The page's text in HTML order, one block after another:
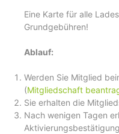
Eine Karte für alle
Grundgebühren!
Ablauf:
Werden Sie Mitglied
(Mitgliedschaft
Sie erhalten die
Nach wenigen Tagen